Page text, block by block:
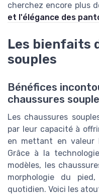
cherchez encore plus
et l'élégance des
Les bienfaits
souples
Bénéfices
chaussures
Les chaussures
par leur capacité à
en mettant en valeur
Grâce à la
modèles, les
morphologie du
quotidien. Voici les